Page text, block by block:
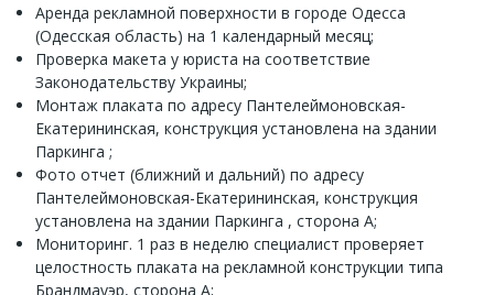
Аренда рекламной поверхности в городе Одесса
(Одесская область) на 1 календарный месяц;
Проверка макета у юриста на соответствие
Законодательству Украины;
Монтаж плаката по адресу Пантелеймоновская-
Екатерининская, конструкция установлена на здании
Паркинга ;
Фото отчет (ближний и дальний) по адресу
Пантелеймоновская-Екатерининская, конструкция
установлена на здании Паркинга , сторона А;
Мониторинг. 1 раз в неделю специалист проверяет
целостность плаката на рекламной конструкции типа
Брандмауэр, сторона А;